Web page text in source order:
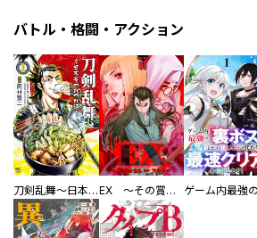
バトル・格闘・アクション
刀剣乱舞～日本号つれづれ酒～ EX ～その賞金稼ぎは、世界の出口を探す～【単行本版】